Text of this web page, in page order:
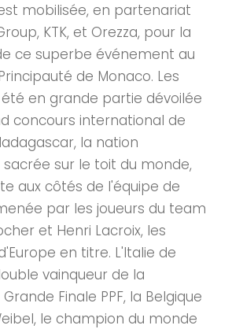
mobilisée, en partenariat
KTK, et Orezza, pour la
ce superbe événement au
de Monaco. Les
en grande partie dévoilée
concours international de
la nation
sur le toit du monde,
aux côtés de l'équipe de
par les joueurs du team
et Henri Lacroix, les
en titre. L'Italie de
vainqueur de la
Finale PPF, la Belgique
le champion du monde